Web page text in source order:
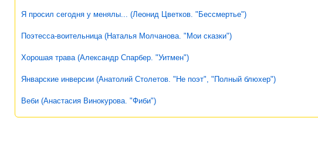
Я просил сегодня у менялы... (Леонид Цветков. "Бессмертье")
Поэтесса-воительница (Наталья Молчанова. "Мои сказки")
Хорошая трава (Александр Спарбер. "Уитмен")
Январские инверсии (Анатолий Столетов. "Не поэт", "Полный блюхер")
Веби (Анастасия Винокурова. "Фиби")